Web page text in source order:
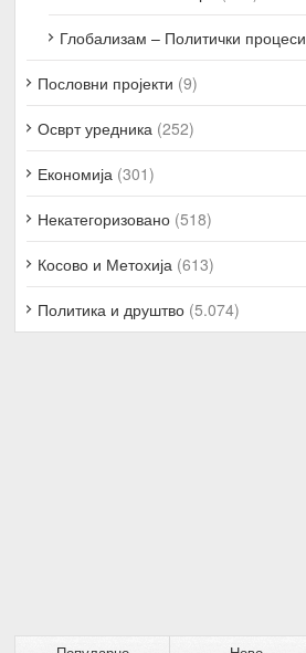
Глобализам – Политички процеси
Пословни пројекти (9)
Осврт уредника (252)
Економија (301)
Некатегоризовано (518)
Косово и Метохија (613)
Политика и друштво (5.074)